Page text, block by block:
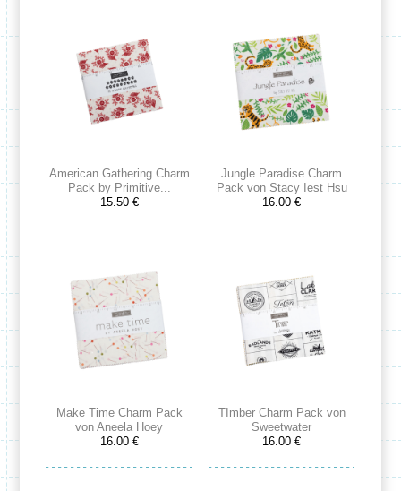
American Gathering Charm
Pack by Primitive...
15.50 €
Jungle Paradise Charm
Pack von Stacy Iest Hsu
16.00 €
Make Time Charm Pack
von Aneela Hoey
16.00 €
TImber Charm Pack von
Sweetwater
16.00 €